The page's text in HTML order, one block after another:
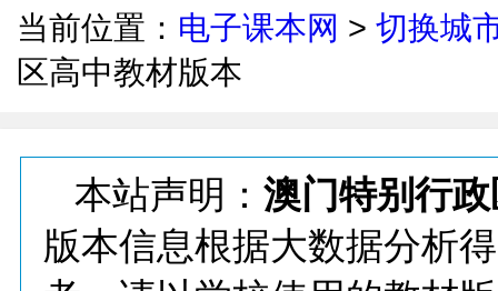
当前位置： 电子课本网 > 切换城
区高中教材版本
本站声明： 澳门特别行
版本信息根据大数据分析